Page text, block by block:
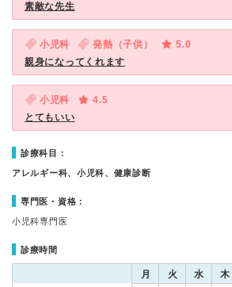
素敵な先生
小児科 発熱（子供）
5.0
親身になってくれます
小児科
4.5
とてもいい
診療科目：
アレルギー科、小児科、健康診断
専門医・資格：
小児科専門医
診療時間
月 火 水 木